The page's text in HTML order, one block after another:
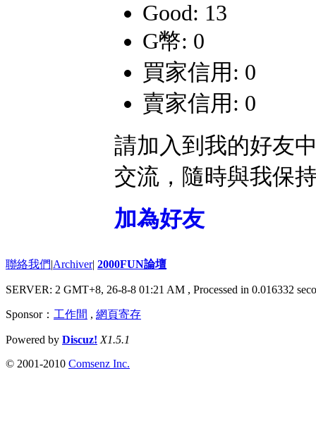
Good: 13
G幣: 0
買家信用: 0
賣家信用: 0
請加入到我的好友
交流，隨時與我保
加為好友
聯絡我們|Archiver| 2000FUN論壇
SERVER: 2 GMT+8, 26-8-8 01:21 AM , Processed in 0.016332
Sponsor： 工作間 , 網頁寄存
Powered by Discuz! X1.5.1
© 2001-2010 Comsenz Inc.